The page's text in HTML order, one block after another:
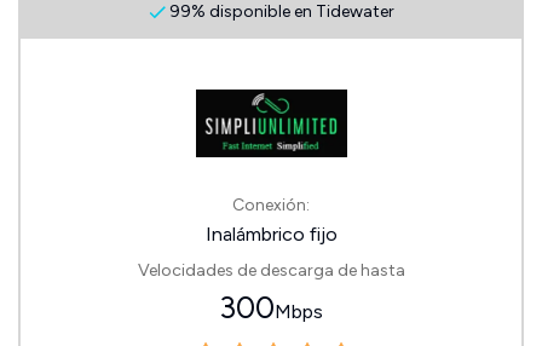
99% disponible en Tidewater
Conexión:
Inalámbrico fijo
Velocidades de descarga de hasta
300Mbps